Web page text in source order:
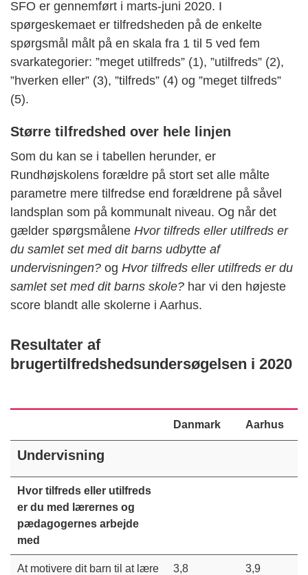
SFO er gennemført i marts-juni 2020. I
spørgeskemaet er tilfredsheden på de enkelte
spørgsmål målt på en skala fra 1 til 5 ved fem
svarkategorier: ”meget utilfreds” (1), ”utilfreds” (2),
”hverken eller” (3), ”tilfreds” (4) og ”meget tilfreds”
(5).
Større tilfredshed over hele linjen
Som du kan se i tabellen herunder, er
Rundhøjskolens forældre på stort set alle målte
parametre mere tilfredse end forældrene på såvel
landsplan som på kommunalt niveau. Og når det
gælder spørgsmålene Hvor tilfreds eller utilfreds er
du samlet set med dit barns udbytte af
undervisningen? og Hvor tilfreds eller utilfreds er du
samlet set med dit barns skole? har vi den højeste
score blandt alle skolerne i Aarhus.
Resultater af
brugertilfredshedsundersøgelsen i 2020
Danmark Aarhus
Undervisning
Hvor tilfreds eller utilfreds
er du med lærernes og
pædagogernes arbejde
med
At motivere dit barn til at lære
3,8 3,9